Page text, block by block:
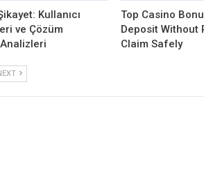
Kullanıcı
ve Çözüm
Top Casino
Deposit Without
Claim Safely